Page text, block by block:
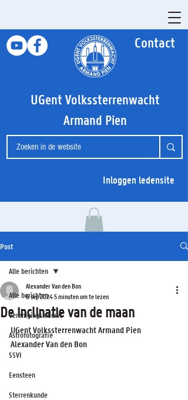
Contact
UGent Volkssterrenwacht
Armand Pien
Inloggen ledensite
Post
Alle berichten
Verenigingsnieuws
Astrofotografie
SSVI
Eensteen
Sterrenkunde
Alle berichten
De inclinatie van de maan
Alexander Van den Bon
6 sep 20245 minuten om te lezen
UGent Volkssterrenwacht Armand Pien
Alexander Van den Bon